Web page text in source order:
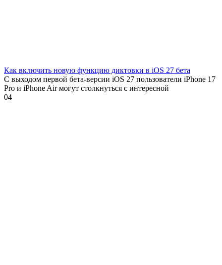
Как включить новую функцию диктовки в iOS 27 бета
С выходом первой бета-версии iOS 27 пользователи iPhone 17
Pro и iPhone Air могут столкнуться с интересной
04